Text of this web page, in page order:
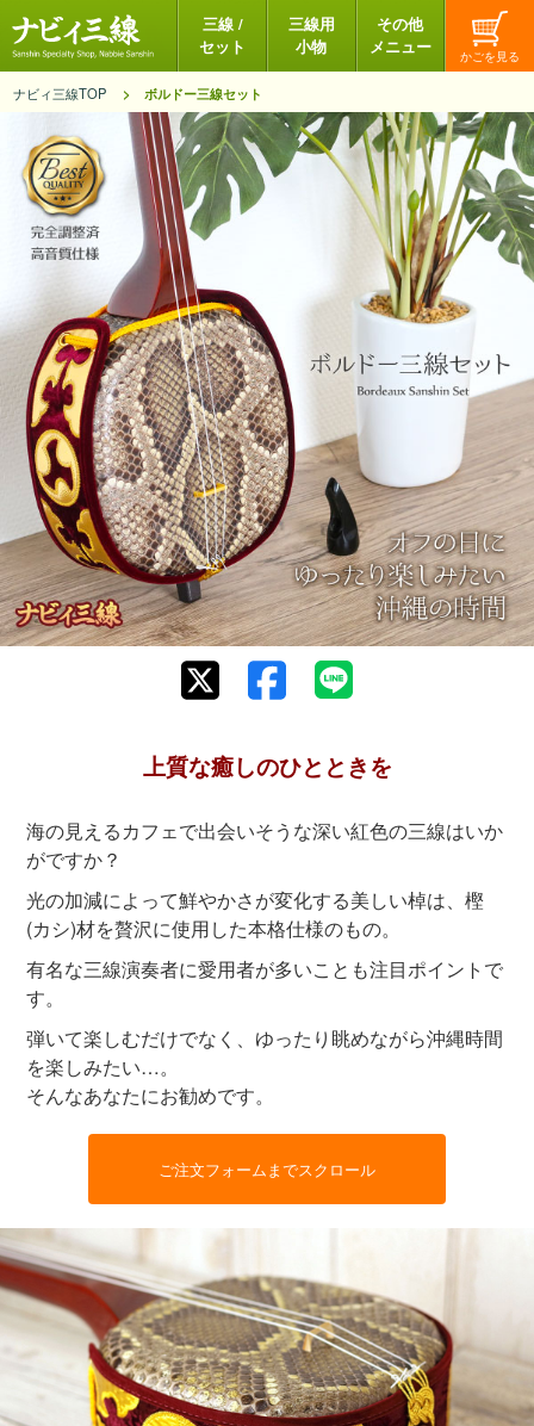
三線 /
セット
三線用
小物
その他
メニュー
ナビィ三線TOP ボルドー三線セット
上質な癒しのひとときを
海の見えるカフェで出会いそうな深い紅色の三線はいか
がですか？
光の加減によって鮮やかさが変化する美しい棹は、樫
(カシ)材を贅沢に使用した本格仕様のもの。
有名な三線演奏者に愛用者が多いことも注目ポイントで
す。
弾いて楽しむだけでなく、ゆったり眺めながら沖縄時間
を楽しみたい…。
そんなあなたにお勧めです。
ご注文フォームまでスクロール